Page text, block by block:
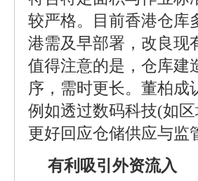
较严格。目前香港仓库
港需及早部署，改良现
值得注意的是，仓库建
序，需时更长。董柏成
例如透过数码科技(如
更好回应仓储供应与监
有利吸引外资流入